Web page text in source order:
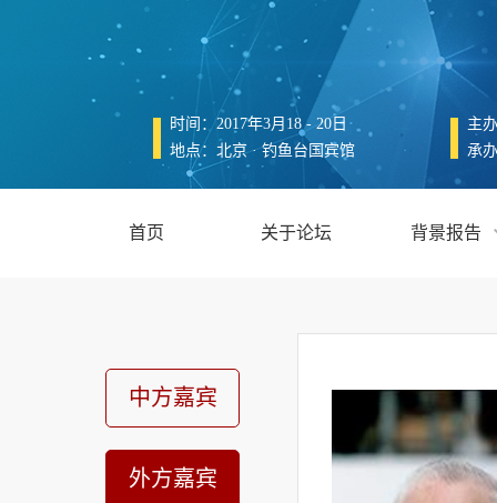
时间：2017年3月18 - 20日
地点：北京 · 钓鱼台国宾馆
主
承
首页 关于论坛 背景报告
中方嘉宾
外方嘉宾